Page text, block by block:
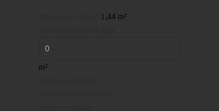
1,44 m²
m²